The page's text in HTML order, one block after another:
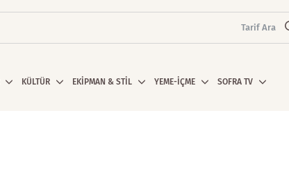
Tarif Ara
KÜLTÜR EKİPMAN & STİL YEME-İÇME SOFRA TV